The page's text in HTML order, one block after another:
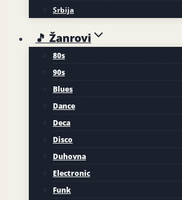
Srbija
🎵 Žanrovi
80s
90s
Blues
Dance
Deca
Disco
Duhovna
Electronic
Funk